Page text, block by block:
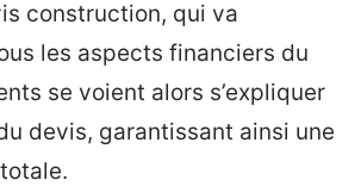
construction, qui va
les aspects financiers du
se voient alors s’expliquer
devis, garantissant ainsi une